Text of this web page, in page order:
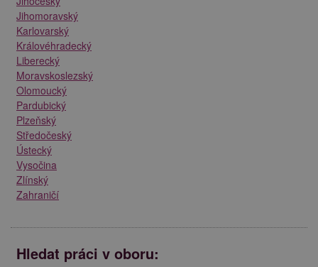
Jihomoravský
Karlovarský
Královéhradecký
Liberecký
Moravskoslezský
Olomoucký
Pardubický
Plzeňský
Středočeský
Ústecký
Vysočina
Zlínský
Zahraničí
Hledat práci v oboru: